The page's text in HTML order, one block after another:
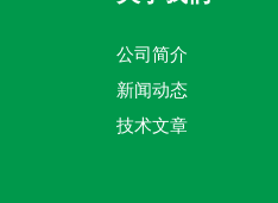
公司简介
新闻动态
技术文章